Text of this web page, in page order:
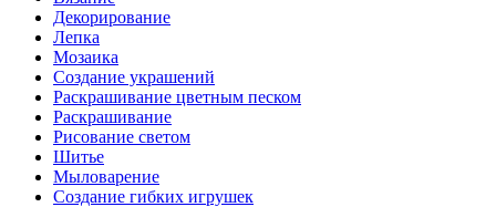
Декорирование
Лепка
Мозаика
Создание украшений
Раскрашивание цветным песком
Раскрашивание
Рисование светом
Шитье
Мыловарение
Создание гибких игрушек